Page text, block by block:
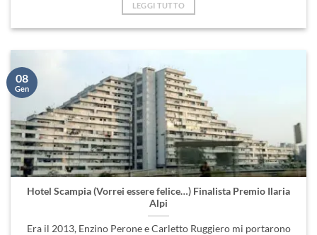
LEGGI TUTTO
Hotel Scampia (Vorrei essere felice…) Finalista Premio Ilaria
Alpi
Era il 2013, Enzino Perone e Carletto Ruggiero mi portarono
08
Gen